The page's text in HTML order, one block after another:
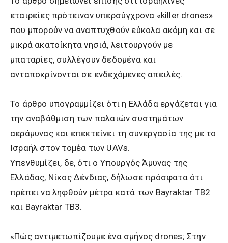
εταιρείες πρότειναν υπερσύγχρονα «killer drones»
που μπορούν να αναπτυχθούν εύκολα ακόμη και σε
μικρά ακατοίκητα νησιά, λειτουργούν με
μπαταρίες, συλλέγουν δεδομένα και
ανταποκρίνονται σε ενδεχόμενες απειλές.
Το άρθρο υπογραμμίζει ότι η Ελλάδα εργάζεται για
την αναβάθμιση των παλαιών συστημάτων
αεράμυνας και επεκτείνει τη συνεργασία της με το
Ισραήλ στον τομέα των UAVs.
Υπενθυμίζει, δε, ότι ο Υπουργός Άμυνας της
Ελλάδας, Νίκος Δένδιας, δήλωσε πρόσφατα ότι
πρέπει να ληφθούν μέτρα κατά των Bayraktar TB2
και Bayraktar TB3.
«Πώς αντιμετωπίζουμε ένα σμήνος drones; Στην